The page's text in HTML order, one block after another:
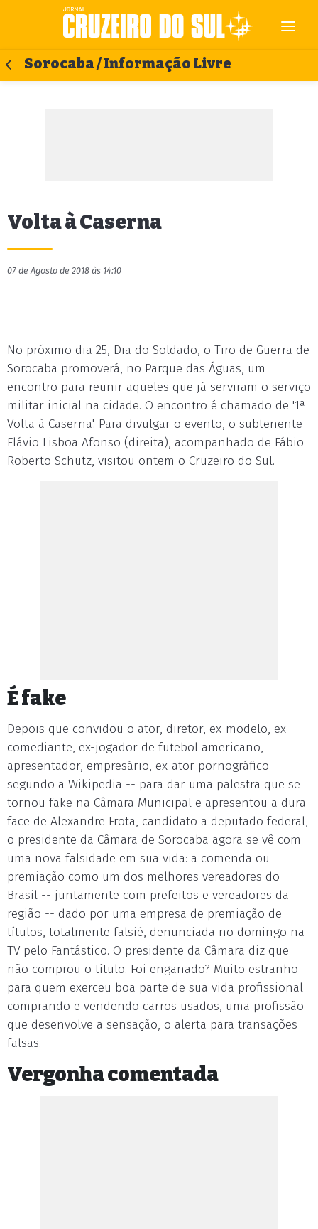
Sorocaba / Informação Livre
Volta à Caserna
07 de Agosto de 2018 às 14:10
No próximo dia 25, Dia do Soldado, o Tiro de Guerra de
Sorocaba promoverá, no Parque das Águas, um
encontro para reunir aqueles que já serviram o serviço
militar inicial na cidade. O encontro é chamado de '1ª
Volta à Caserna'. Para divulgar o evento, o subtenente
Flávio Lisboa Afonso (direita), acompanhado de Fábio
Roberto Schutz, visitou ontem o Cruzeiro do Sul.
É fake
Depois que convidou o ator, diretor, ex-modelo, ex-
comediante, ex-jogador de futebol americano,
apresentador, empresário, ex-ator pornográfico --
segundo a Wikipedia -- para dar uma palestra que se
tornou fake na Câmara Municipal e apresentou a dura
face de Alexandre Frota, candidato a deputado federal,
o presidente da Câmara de Sorocaba agora se vê com
uma nova falsidade em sua vida: a comenda ou
premiação como um dos melhores vereadores do
Brasil -- juntamente com prefeitos e vereadores da
região -- dado por uma empresa de premiação de
títulos, totalmente falsié, denunciada no domingo na
TV pelo Fantástico. O presidente da Câmara diz que
não comprou o título. Foi enganado? Muito estranho
para quem exerceu boa parte de sua vida profissional
comprando e vendendo carros usados, uma profissão
que desenvolve a sensação, o alerta para transações
falsas.
Vergonha comentada